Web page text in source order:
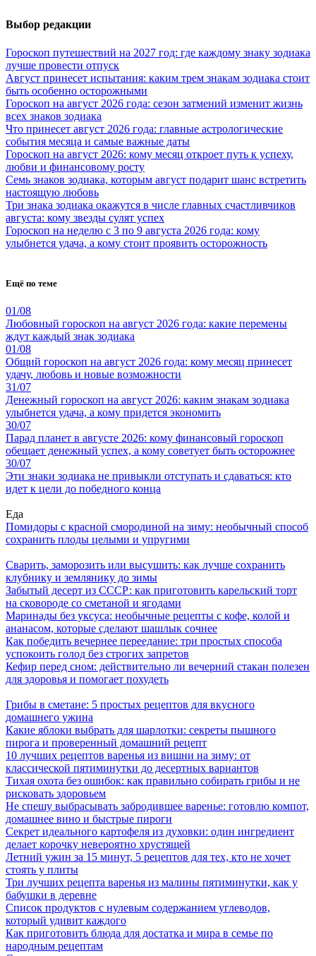
Выбор редакции
Гороскоп путешествий на 2027 год: где каждому знаку зодиака
лучше провести отпуск
Август принесет испытания: каким трем знакам зодиака стоит
быть особенно осторожными
Гороскоп на август 2026 года: сезон затмений изменит жизнь
всех знаков зодиака
Что принесет август 2026 года: главные астрологические
события месяца и самые важные даты
Гороскоп на август 2026: кому месяц откроет путь к успеху,
любви и финансовому росту
Семь знаков зодиака, которым август подарит шанс встретить
настоящую любовь
Три знака зодиака окажутся в числе главных счастливчиков
августа: кому звезды сулят успех
Гороскоп на неделю с 3 по 9 августа 2026 года: кому
улыбнется удача, а кому стоит проявить осторожность
Ещё по теме
01/08
Любовный гороскоп на август 2026 года: какие перемены
ждут каждый знак зодиака
01/08
Общий гороскоп на август 2026 года: кому месяц принесет
удачу, любовь и новые возможности
31/07
Денежный гороскоп на август 2026: каким знакам зодиака
улыбнется удача, а кому придется экономить
30/07
Парад планет в августе 2026: кому финансовый гороскоп
обещает денежный успех, а кому советует быть осторожнее
30/07
Эти знаки зодиака не привыкли отступать и сдаваться: кто
идет к цели до победного конца
Еда
Помидоры с красной смородиной на зиму: необычный способ
сохранить плоды целыми и упругими
Сварить, заморозить или высушить: как лучше сохранить
клубнику и землянику до зимы
Забытый десерт из СССР: как приготовить карельский торт
на сковороде со сметаной и ягодами
Маринады без уксуса: необычные рецепты с кофе, колой и
ананасом, которые сделают шашлык сочнее
Как победить вечернее переедание: три простых способа
успокоить голод без строгих запретов
Кефир перед сном: действительно ли вечерний стакан полезен
для здоровья и помогает похудеть
Грибы в сметане: 5 простых рецептов для вкусного
домашнего ужина
Какие яблоки выбрать для шарлотки: секреты пышного
пирога и проверенный домашний рецепт
10 лучших рецептов варенья из вишни на зиму: от
классической пятиминутки до десертных вариантов
Тихая охота без ошибок: как правильно собирать грибы и не
рисковать здоровьем
Не спешу выбрасывать забродившее варенье: готовлю компот,
домашнее вино и быстрые пироги
Секрет идеального картофеля из духовки: один ингредиент
делает корочку невероятно хрустящей
Летний ужин за 15 минут, 5 рецептов для тех, кто не хочет
стоять у плиты
Три лучших рецепта варенья из малины пятиминутки, как у
бабушки в деревне
Список продуктов с нулевым содержанием углеводов,
который удивит каждого
Как приготовить блюда для достатка и мира в семье по
народным рецептам